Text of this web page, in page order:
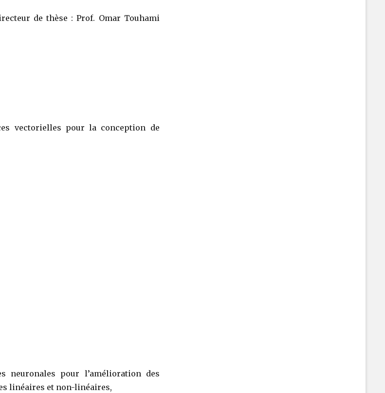
de thèse : Prof. Omar Touhami
vectorielles pour la conception de
neuronales pour l’amélioration des
linéaires et non-linéaires,